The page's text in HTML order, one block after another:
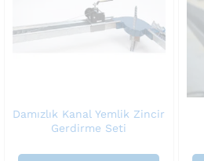
Damızlık Kanal Yemlik Zincir
Gerdirme Seti